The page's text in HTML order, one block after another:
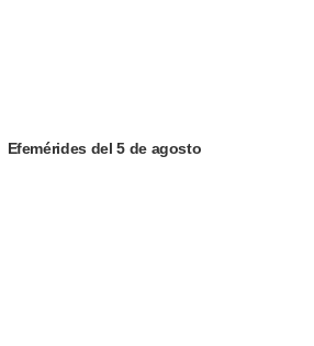
Efemérides del 5 de agosto